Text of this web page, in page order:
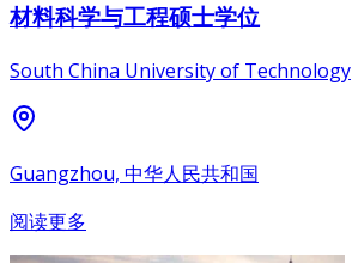
材料科学与工程硕士学位
South China University of Technology
Guangzhou, 中华人民共和国
阅读更多